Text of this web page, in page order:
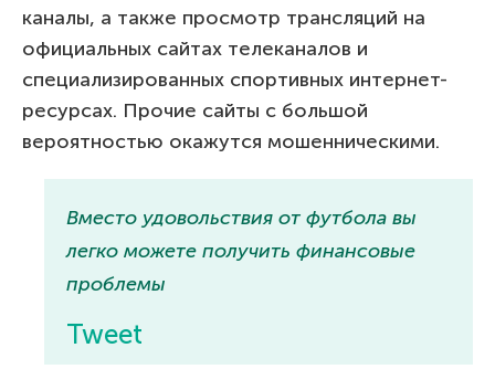
каналы, а также просмотр трансляций на
официальных сайтах телеканалов и
специализированных спортивных интернет-
ресурсах. Прочие сайты с большой
вероятностью окажутся мошенническими.
Вместо удовольствия от футбола вы
легко можете получить финансовые
проблемы
Tweet